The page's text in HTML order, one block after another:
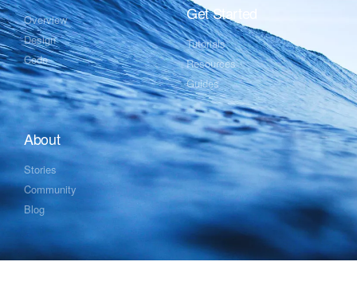
Overview
Design
Code
Get Started
Tutorials
Resources
Guides
About
Stories
Community
Blog